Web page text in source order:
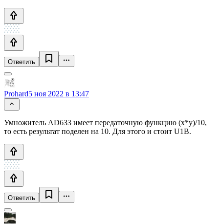
Ответить
Prohard5 ноя 2022 в 13:47
Умножитель AD633 имеет передаточную функцию (x*y)/10,
то есть результат поделен на 10. Для этого и стоит U1B.
Ответить